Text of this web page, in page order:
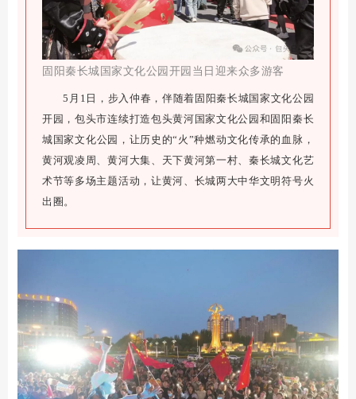
固阳秦长城国家文化公园开园当日迎来众多游客
5月1日，步入仲春，伴随着固阳秦长城国家文化公园
开园，包头市连续打造包头黄河国家文化公园和固阳秦长
城国家文化公园，让历史的“火”种燃动文化传承的血脉，
黄河观凌周、黄河大集、天下黄河第一村、秦长城文化艺
术节等多场主题活动，让黄河、长城两大中华文明符号火
出圈。